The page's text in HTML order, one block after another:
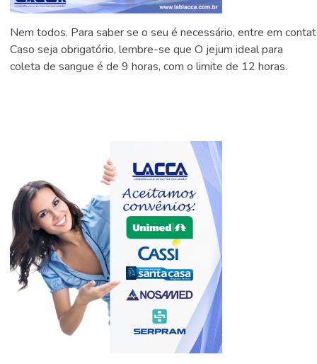
Nem todos. Para saber se o seu é necessário, entre em
Caso seja obrigatório, lembre-se que O jejum ideal para
coleta de sangue é de 9 horas, com o limite de 12 horas.